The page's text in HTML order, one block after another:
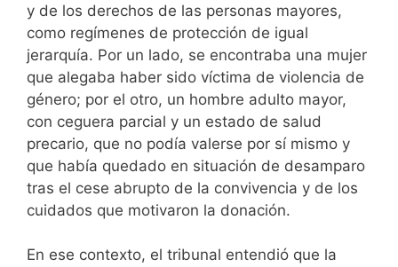
y de los derechos de las personas mayores,
como regímenes de protección de igual
jerarquía. Por un lado, se encontraba una mujer
que alegaba haber sido víctima de violencia de
género; por el otro, un hombre adulto mayor,
con ceguera parcial y un estado de salud
precario, que no podía valerse por sí mismo y
que había quedado en situación de desamparo
tras el cese abrupto de la convivencia y de los
cuidados que motivaron la donación.
En ese contexto, el tribunal entendió que la